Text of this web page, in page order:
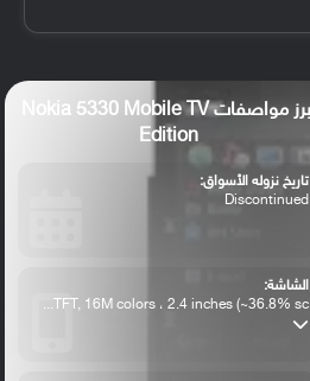
أبرز مواصفات Nokia 5330 Mobile TV
Edition
تاريخ نزوله الأسواق:
Discontinued
الشاشة:
TFT, 16M colors ، 2.4 inches (~36.8% sc...